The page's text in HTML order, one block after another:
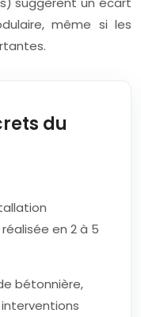
même si les
du
en 2 à 5
bétonnière,